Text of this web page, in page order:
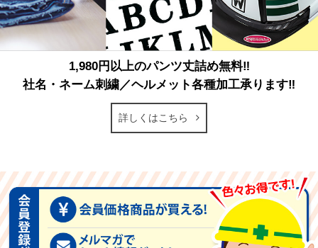
1,980円以上のパンツ丈詰め無料‼
社名・ネーム刺繍／ヘルメット各種加工承ります‼
詳しくはこちら